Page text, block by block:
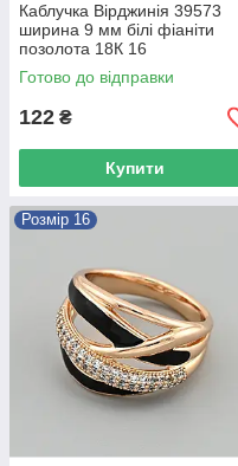
Каблучка Вірджинія 39573
ширина 9 мм білі фіаніти
позолота 18К 16
Готово до відправки
122 ₴
Купити
Розмір 16